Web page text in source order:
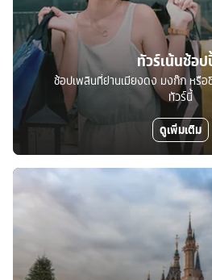
ทัวร์เน้นช้อ
ช้อปเพลินที่ย่านเมียงดง มงก๊ก หรือ
ทัวร์นี้
ดูเพิ่มเติม